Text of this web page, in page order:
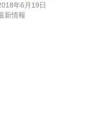
年6月19日
新情報